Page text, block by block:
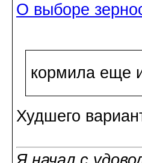
О выборе
кормила еще
Худшего